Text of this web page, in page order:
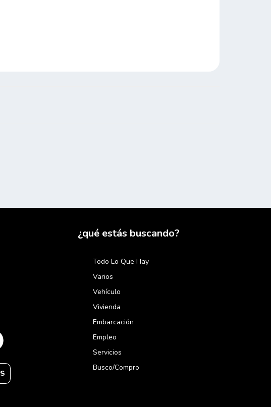
¿qué estás buscando?
Todo Lo Que Hay
Varios
Vehículo
Vivienda
Embarcación
Empleo
Servicios
Busco/compro